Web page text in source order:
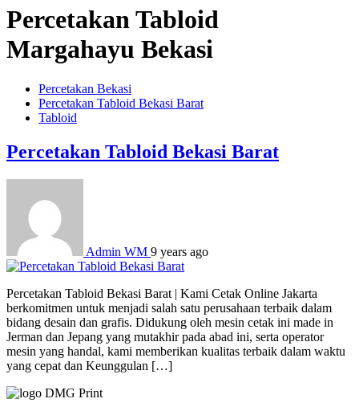
Percetakan Tabloid
Margahayu Bekasi
Percetakan Bekasi
Percetakan Tabloid Bekasi Barat
Tabloid
Percetakan Tabloid Bekasi Barat
Admin WM 9 years ago
Percetakan Tabloid Bekasi Barat | Kami Cetak Online Jakarta
berkomitmen untuk menjadi salah satu perusahaan terbaik dalam
bidang desain dan grafis. Didukung oleh mesin cetak ini made in
Jerman dan Jepang yang mutakhir pada abad ini, serta operator
mesin yang handal, kami memberikan kualitas terbaik dalam waktu
yang cepat dan Keunggulan […]